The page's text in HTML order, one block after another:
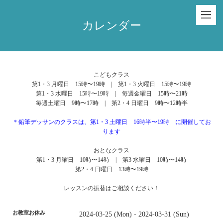
カレンダー
こどもクラス
第1・3 月曜日 15時〜19時 | 第1・3 火曜日 15時〜19時
第1・3 水曜日 15時〜19時 | 毎週金曜日 15時〜21時
毎週土曜日 9時〜17時 | 第2・4 日曜日 9時〜12時半
＊鉛筆デッサンのクラスは、第1・3 土曜日 16時半〜19時 に開催してお
ります
おとなクラス
第1・3 月曜日 10時〜14時 | 第3 水曜日 10時〜14時
第2・4 日曜日 13時〜19時
レッスンの振替はご相談ください！
お教室お休み 2024-03-25 (Mon) - 2024-03-31 (Sun)